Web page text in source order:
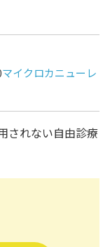
マイクロカニューレ
されない自由診療